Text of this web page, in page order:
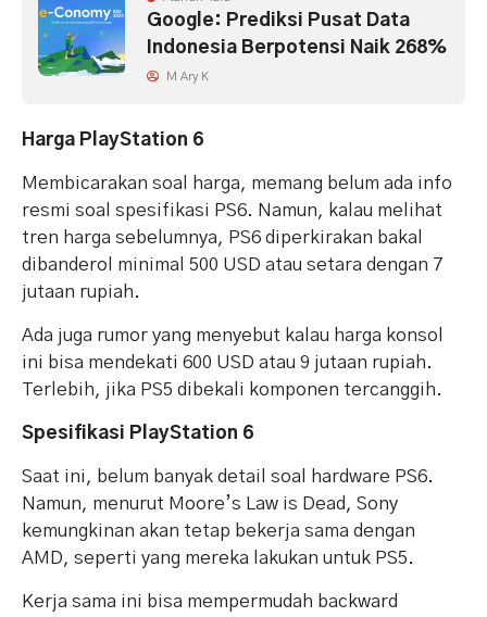
Google: Prediksi Pusat Data
Indonesia Berpotensi Naik 268%
M Ary K
Harga PlayStation 6
Membicarakan soal harga, memang belum ada info
resmi soal spesifikasi PS6. Namun, kalau melihat
tren harga sebelumnya, PS6 diperkirakan bakal
dibanderol minimal 500 USD atau setara dengan 7
jutaan rupiah.
Ada juga rumor yang menyebut kalau harga konsol
ini bisa mendekati 600 USD atau 9 jutaan rupiah.
Terlebih, jika PS5 dibekali komponen tercanggih.
Spesifikasi PlayStation 6
Saat ini, belum banyak detail soal hardware PS6.
Namun, menurut Moore’s Law is Dead, Sony
kemungkinan akan tetap bekerja sama dengan
AMD, seperti yang mereka lakukan untuk PS5.
Kerja sama ini bisa mempermudah backward